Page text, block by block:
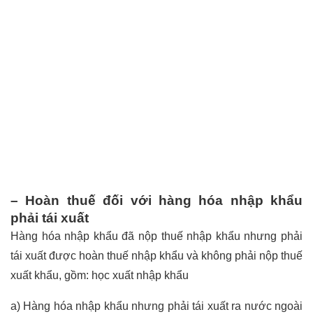
– Hoàn thuế đối với hàng hóa nhập khẩu
phải tái xuất
Hàng hóa nhập khẩu đã nộp thuế nhập khẩu nhưng phải
tái xuất được hoàn thuế nhập khẩu và không phải nộp thuế
xuất khẩu, gồm: học xuất nhập khẩu
a) Hàng hóa nhập khẩu nhưng phải tái xuất ra nước ngoài